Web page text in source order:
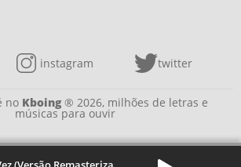
instagram twitter
no Kboing® 2026, milhões de letras e
músicas para ouvir